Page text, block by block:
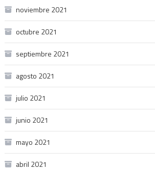
noviembre 2021
octubre 2021
septiembre 2021
agosto 2021
julio 2021
junio 2021
mayo 2021
abril 2021